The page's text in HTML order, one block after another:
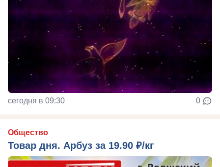
сегодня в 09:30 0
Общество
Товар дня. Арбуз за 19.90 ₽/кг